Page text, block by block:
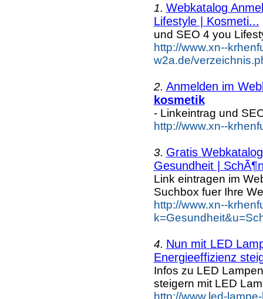
1. Webkatalog
Lifestyle | Kosmeti...
und SEO 4 you
http://www.xn--
w2a.de/
2. Anmelden im
kosmetik
- Linkeintrag und
http://www.xn--
3. Gratis
Gesundheit |
Link eintragen im
Suchbox fuer Ihre
http://www.xn--
4. Nun mit LED
Energieeffizienz
Infos zu LED
steigern mit LED
http://www.led-